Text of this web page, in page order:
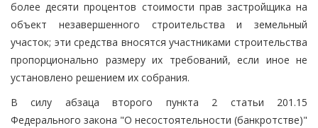
более десяти процентов стоимости прав застройщика на
объект незавершенного строительства и земельный
участок; эти средства вносятся участниками строительства
пропорционально размеру их требований, если иное не
установлено решением их собрания.
В силу абзаца второго пункта 2 статьи 201.15
Федерального закона "О несостоятельности (банкротстве)"